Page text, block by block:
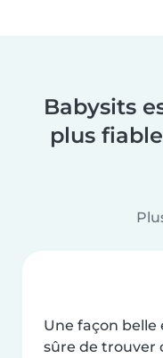
Babysits
plus
Une façon belle
sûre de trouver